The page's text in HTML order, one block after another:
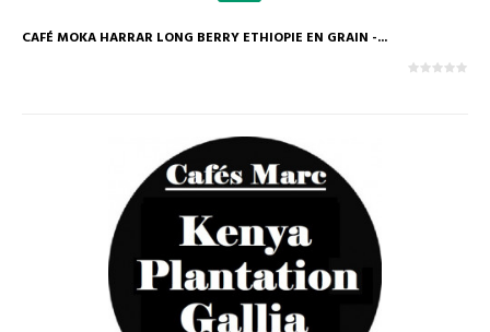
CAFÉ MOKA HARRAR LONG BERRY ETHIOPIE EN GRAIN -...